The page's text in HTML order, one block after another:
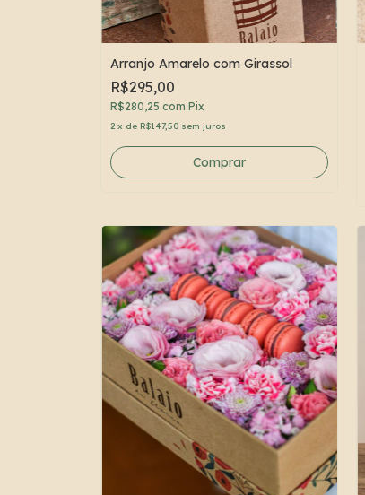
Arranjo Amarelo com Girassol
R$295,00
R$280,25 com Pix
2 x de R$147,50 sem juros
Comprar